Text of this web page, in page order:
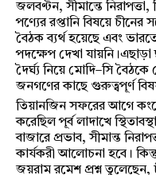
জলবণ্টন, সীমান্তে
পণ্যের রপ্তানি বিষয়ে
বৈঠক ব্যর্থ হয়েছে এবং
পদক্ষেপ দেখা
দৈর্ঘ্য নিয়ে মোদি–সি
জনগণের কাছে গুরুত্বপূর্ণ
তিয়ানজিন সফরের আগে
করেছিল পূর্ব লাদাখে
বাজারে প্রভাব, সীমান্ত
কার্যকরী আলোচনা হবে।
জয়রাম রমেশ প্রশ্ন তুলেছেন,